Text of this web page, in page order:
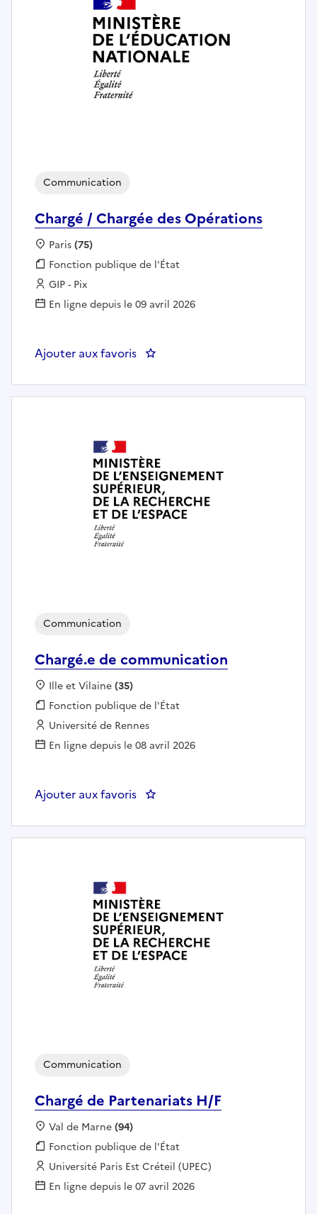
Chargé / Chargée des Opérations
Communication
Localisation :
Paris(75)
Fonction publique :
Fonction publique de l'État
Employeur :
GIP - Pix
En ligne depuis le 09 avril 2026
Ajouter aux favoris : Chargé / Chargée des
Chargé.e de communication
Communication
Localisation :
Ille et Vilaine(35)
Fonction publique :
Fonction publique de l'État
Employeur :
Université de Rennes
En ligne depuis le 08 avril 2026
Ajouter aux favoris : Chargé.e de communication
Chargé de Partenariats H/F
Communication
Localisation :
Val de Marne(94)
Fonction publique :
Fonction publique de l'État
Employeur :
Université Paris Est Créteil (UPEC)
En ligne depuis le 07 avril 2026